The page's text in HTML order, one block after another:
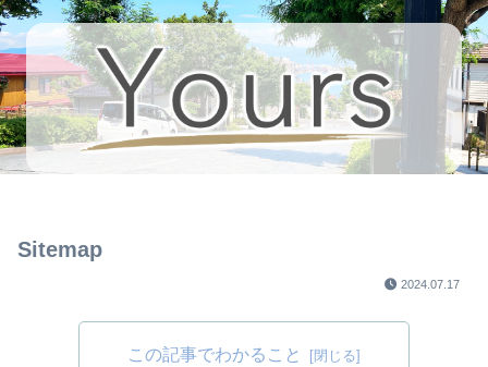
Sitemap
2024.07.17
この記事でわかること